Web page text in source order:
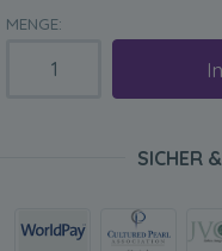
MENGE:
SICHER